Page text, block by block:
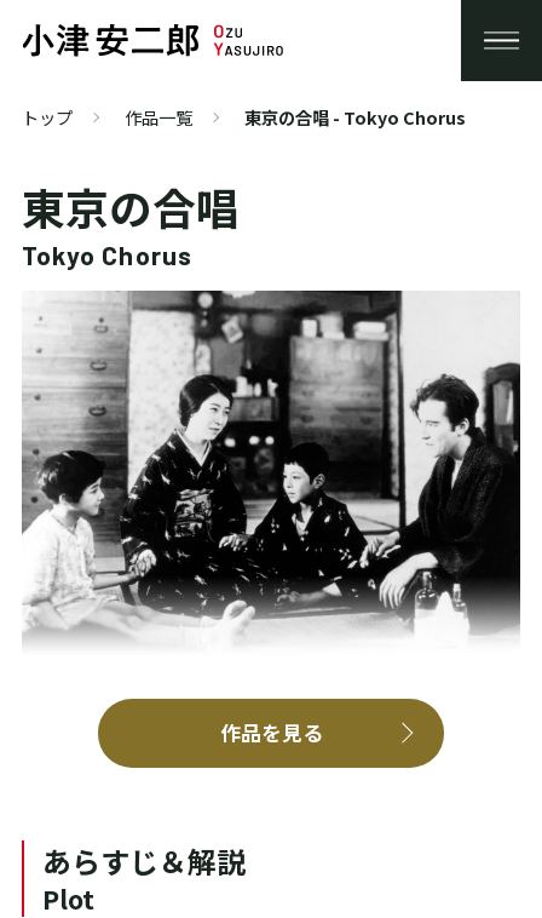
トップ 作品一覧 東京の合唱 - Tokyo Chorus
東京の合唱
Tokyo Chorus
作品を見る
あらすじ＆解説
Plot